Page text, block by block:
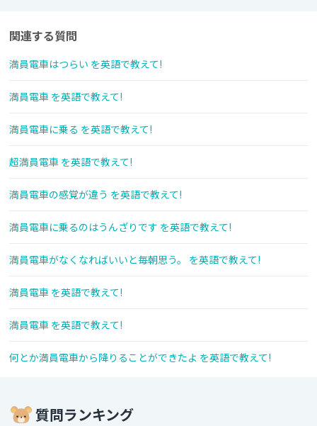
関連する質問
満員電車はつらい を英語で教えて!
満員電車 を英語で教えて!
満員電車に乗る を英語で教えて!
超満員電車 を英語で教えて!
満員電車の感覚が違う を英語で教えて!
満員電車に乗るのはうんざりです を英語で教えて!
満員電車がなくなればいいと毎朝思う。 を英語で教えて!
満員電車 を英語で教えて!
満員電車 を英語で教えて!
何とか満員電車から降りることができたよ を英語で教えて!
質問ランキング